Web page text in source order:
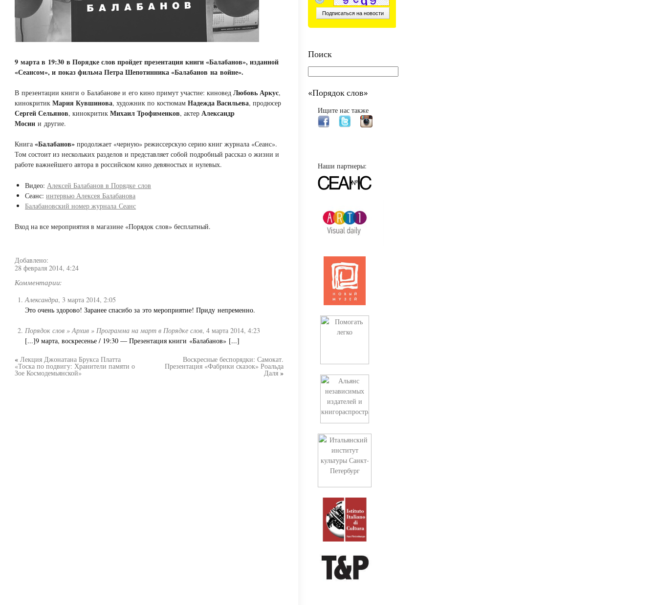
9 марта в 19:30 в Порядке слов пройдет презентация книги «Балабанов», изданной
«Сеансом», и показ фильма Петра Шепотинника «Балабанов на войне».
В презентации книги о Балабанове и его кино примут участие: киновед Любовь Аркус,
кинокритик Мария Кувшинова, художник по костюмам Надежда Васильева, продюсер
Сергей Сельянов, кинокритик Михаил Трофименков, актер Александр
Мосин и другие.
Книга «Балабанов» продолжает «черную» режиссерскую серию книг журнала «Сеанс».
Том состоит из нескольких разделов и представляет собой подробный рассказ о жизни и
работе важнейшего автора в российском кино девяностых и нулевых.
Видео: Алексей Балабанов в Порядке слов
Сеанс:интервью Алексея Балабанова
Балабановский номер журнала Сеанс
Вход на все мероприятия в магазине «Порядок слов» бесплатный.
Добавлено:
28 февраля 2014, 4:24
Комментарии:
Александра, 3 марта 2014, 2:05
Это очень здорово! Заранее спасибо за это мероприятие! Приду непременно.
Порядок слов » Архив » Программа на март в Порядке слов,4 марта 2014, 4:23
[...]9 марта, воскресенье / 19:30 — Презентация книги «Балабанов» [...]
« Лекция Джонатана Брукса Платта
«Тоска по подвигу: Хранители памяти о
Зое Космодемьянской»
Воскресные беспорядки: Самокат.
Презентация «Фабрики сказок» Роальда
Даля »
Поиск
«Порядок слов»
Ищите нас также
Наши партнеры: